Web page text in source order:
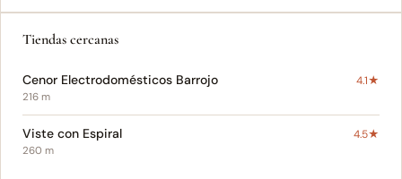
Tiendas cercanas
Cenor Electrodomésticos Barrojo 4.1★
216 m
Viste con Espiral 4.5★
260 m